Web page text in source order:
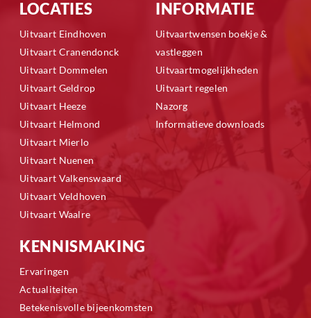
LOCATIES
Uitvaart Eindhoven
Uitvaart Cranendonck
Uitvaart Dommelen
Uitvaart Geldrop
Uitvaart Heeze
Uitvaart Helmond
Uitvaart Mierlo
Uitvaart Nuenen
Uitvaart Valkenswaard
Uitvaart Veldhoven
Uitvaart Waalre
INFORMATIE
Uitvaartwensen boekje &
vastleggen
Uitvaartmogelijkheden
Uitvaart regelen
Nazorg
Informatieve downloads
KENNISMAKING
Ervaringen
Actualiteiten
Betekenisvolle bijeenkomsten